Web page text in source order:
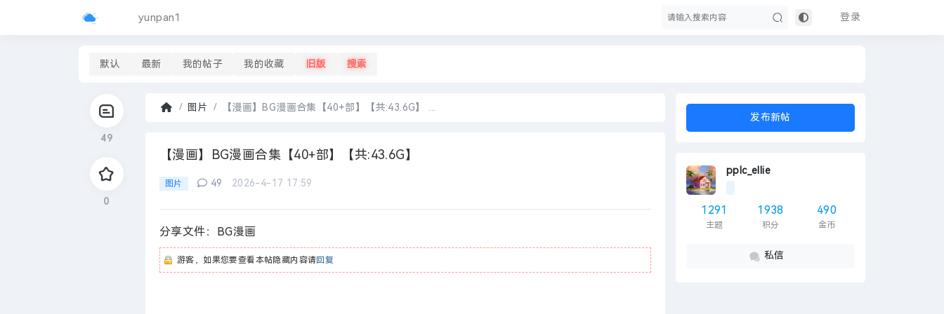
登录
yunpan1
默认 最新 我的帖子 我的收藏 旧版 搜索
49
0
页
图片
›
【漫画】BG漫画合集【40+部】【共:43.6G】 ...
【漫画】BG漫画合集【40+部】【共:43.6G】
发布新帖
pplc_ellie
1291
主题
1938
积分
490
金币
私信
图片 49 2026-4-17 17:59
分享文件：BG漫画
游客，如果您要查看本帖隐藏内容请回复